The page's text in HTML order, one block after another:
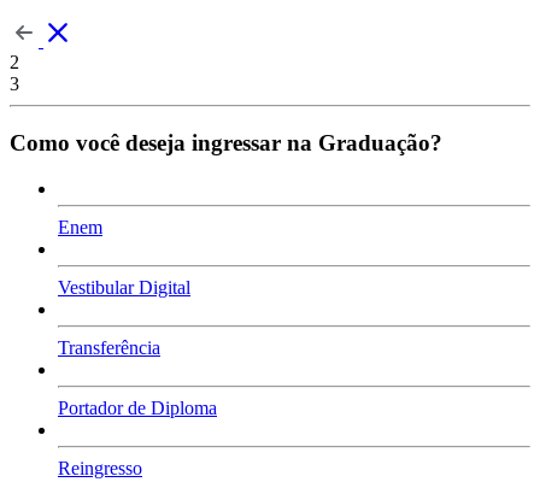
2
3
Como você deseja ingressar na Graduação?
Enem
Vestibular Digital
Transferência
Portador de Diploma
Reingresso